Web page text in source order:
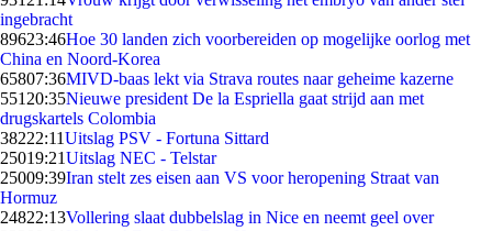
ingebracht
89623:46Hoe 30 landen zich voorbereiden op mogelijke oorlog met
China en Noord-Korea
65807:36MIVD-baas lekt via Strava routes naar geheime kazerne
551 20:35Nieuwe president De la Espriella gaat strijd aan met
drugskartels Colombia
38222:11Uitslag PSV - Fortuna Sittard
25019:21Uitslag NEC - Telstar
25009:39Iran stelt zes eisen aan VS voor heropening Straat van
Hormuz
24822:13Vollering slaat dubbelslag in Nice en neemt geel over